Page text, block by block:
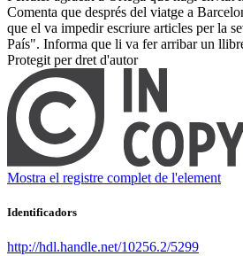
Comenta que després del viatge a
que el va impedir escriure articles per la
País". Informa que li va fer arribar un
Protegit per dret d'autor
Mostra el registre complet de l'element
Identificadors
http://hdl.handle.net/10256.2/5299